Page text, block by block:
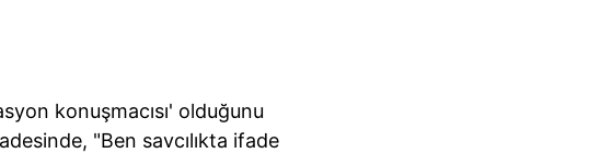
konuşmacısı' olduğunu
"Ben savcılıkta ifade